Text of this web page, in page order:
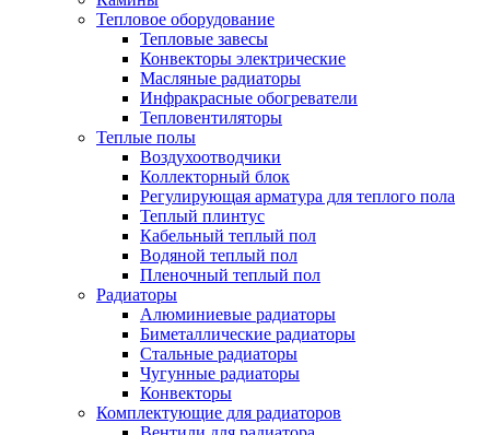
Тепловое оборудование
Тепловые завесы
Конвекторы электрические
Масляные радиаторы
Инфракрасные обогреватели
Тепловентиляторы
Теплые полы
Воздухоотводчики
Коллекторный блок
Регулирующая арматура для теплого пола
Теплый плинтус
Кабельный теплый пол
Водяной теплый пол
Пленочный теплый пол
Радиаторы
Алюминиевые радиаторы
Биметаллические радиаторы
Стальные радиаторы
Чугунные радиаторы
Конвекторы
Комплектующие для радиаторов